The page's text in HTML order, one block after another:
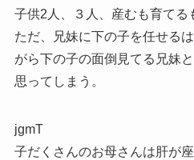
子供2人、３人、産むも育てる
ただ、兄妹に下の子を任せる
がら下の子の面倒見てる兄妹
思ってしまう。
jgmT
子だくさんのお母さんは肝が